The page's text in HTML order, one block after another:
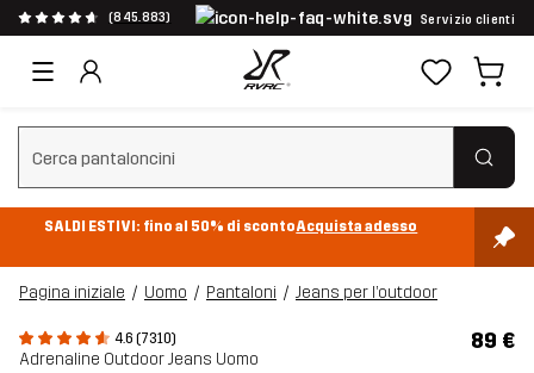
(845.883) Servizio clienti
Cancella ricerca
SALDI ESTIVI: fino al 50% di scontoAcquista adesso
Pagina iniziale Uomo Pantaloni Jeans per l’outdoor
4.6 (7310)
Adrenaline Outdoor Jeans Uomo
89 €